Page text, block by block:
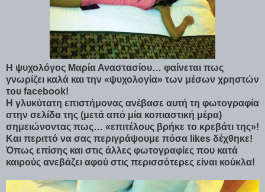
Η ψυχολόγος Μαρία Αναστασίου… φαίνεται πως
γνωρίζει καλά και την «ψυχολογία» των μέσων χρηστών
του facebook!
Η γλυκύτατη επιστήμονας ανέβασε αυτή τη φωτογραφία
στην σελίδα της (μετά από μία κοπιαστική μέρα)
σημειώνοντας πως… «επιτέλους βρήκε το κρεβάτι της»!
Και περιττό να σας περιγράψουμε πόσα likes δέχθηκε!
Όπως επίσης και στις άλλες φωτογραφίες που κατά
καιρούς ανεβάζει αφού στις περισσότερες είναι κούκλα!